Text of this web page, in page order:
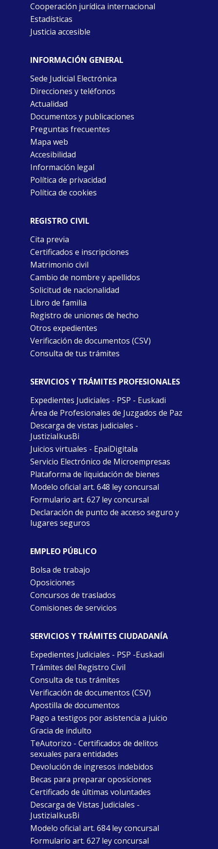
Cooperación jurídica internacional
Estadísticas
Justicia accesible
INFORMACIÓN GENERAL
Sede Judicial Electrónica
Direcciones y teléfonos
Actualidad
Documentos y publicaciones
Preguntas frecuentes
Mapa web
Accesibilidad
Información legal
Política de privacidad
Política de cookies
REGISTRO CIVIL
Cita previa
Certificados e inscripciones
Matrimonio civil
Cambio de nombre y apellidos
Solicitud de nacionalidad
Libro de familia
Registro de uniones de hecho
Otros expedientes
Verificación de documentos (CSV)
Consulta de tus trámites
SERVICIOS Y TRÁMITES PROFESIONALES
Expedientes Judiciales - PSP - Euskadi
Área de Profesionales de Juzgados de Paz
Descarga de vistas judiciales -
JustiziaIkusBi
Juicios virtuales - EpaiDigitala
Servicio Electrónico de Microempresas
Plataforma de liquidación de bienes
Modelo oficial art. 648 ley concursal
Formulario art. 627 ley concursal
Declaración de punto de acceso seguro y
lugares seguros
EMPLEO PÚBLICO
Bolsa de trabajo
Oposiciones
Concursos de traslados
Comisiones de servicios
SERVICIOS Y TRÁMITES CIUDADANÍA
Expedientes Judiciales - PSP -Euskadi
Trámites del Registro Civil
Consulta de tus trámites
Verificación de documentos (CSV)
Apostilla de documentos
Pago a testigos por asistencia a juicio
Gracia de indulto
TeAutorizo - Certificados de delitos
sexuales para entidades
Devolución de ingresos indebidos
Becas para preparar oposiciones
Certificado de últimas voluntades
Descarga de Vistas Judiciales -
JustiziaIkusBi
Modelo oficial art. 684 ley concursal
Formulario art. 627 ley concursal